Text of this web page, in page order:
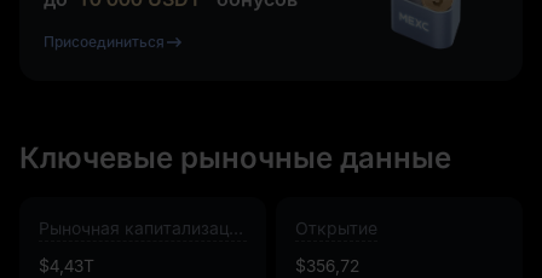
Присоединиться
Ключевые рыночные данные
$4,43T
Открытие
$356,72